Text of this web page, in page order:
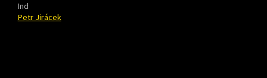
Ind
Petr Jirácek